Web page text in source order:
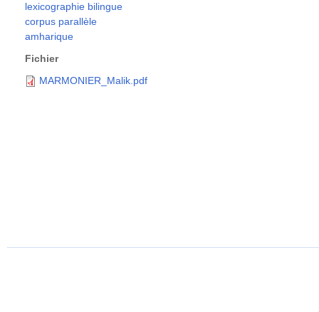
lexicographie bilingue
corpus parallèle
amharique
Fichier
MARMONIER_Malik.pdf